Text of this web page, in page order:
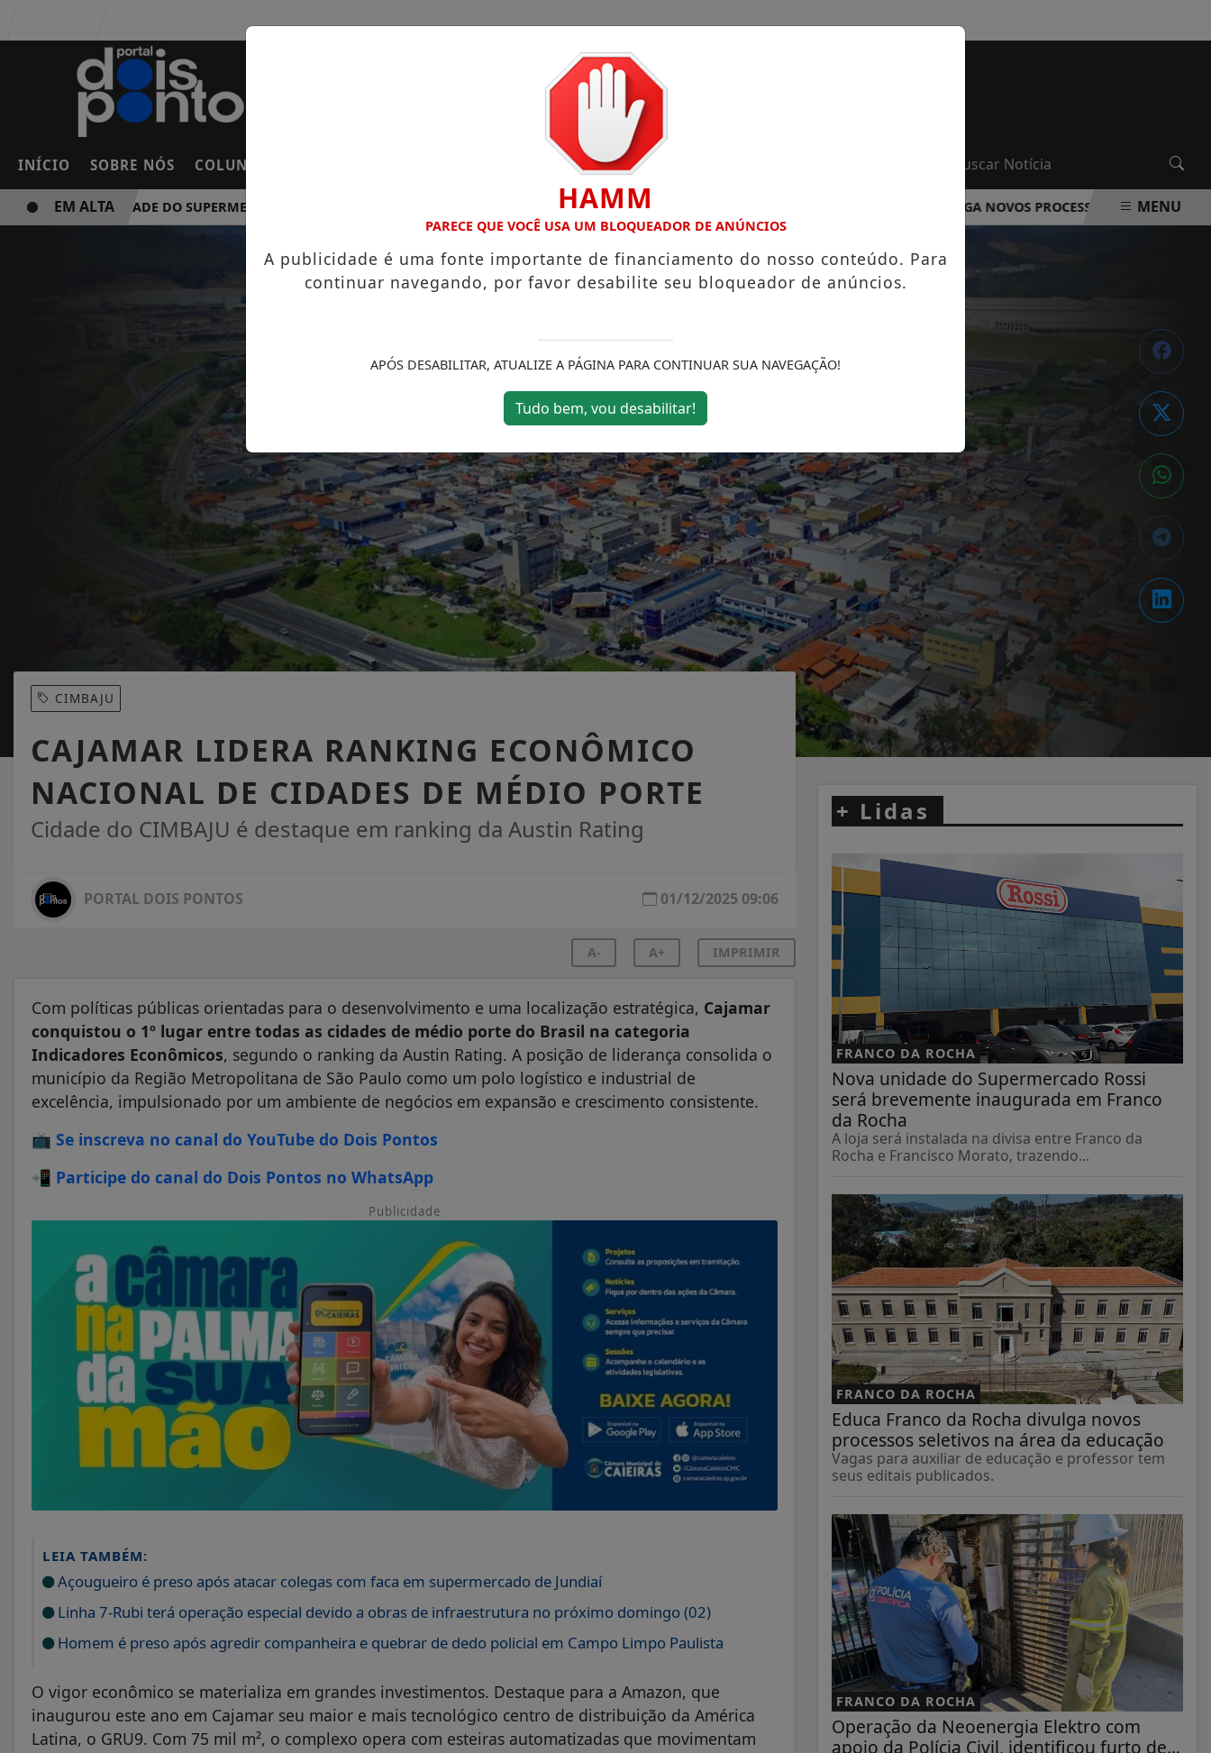
INÍCIO SOBRE NÓS COLUNAS FRANCISCO MORATO
NOVA UNIDADE DO SUPERMERCADO ROSSI SERÁ BREVEMENTE INAUGURADA EM FRANCO DA ROCHA EDUCA FRANCO DA ROCHA DIVULGA NOVOS PROCESSOS SELETIVOS NA ÁREA
EM ALTA MENU
CIMBAJU
CAJAMAR LIDERA RANKING ECONÔMICO
NACIONAL DE CIDADES DE MÉDIO PORTE
Cidade do CIMBAJU é destaque em ranking da Austin Rating
PORTAL DOIS PONTOS 01/12/2025 09:06
A- A+ IMPRIMIR
Com políticas públicas orientadas para o desenvolvimento e uma localização estratégica, Cajamar
conquistou o 1º lugar entre todas as cidades de médio porte do Brasil na categoria
Indicadores Econômicos, segundo o ranking da Austin Rating. A posição de liderança consolida o
município da Região Metropolitana de São Paulo como um polo logístico e industrial de
excelência, impulsionado por um ambiente de negócios em expansão e crescimento consistente.
📺 Se inscreva no canal do YouTube do Dois Pontos
📲 Participe do canal do Dois Pontos no WhatsApp
Publicidade
LEIA TAMBÉM:
Açougueiro é preso após atacar colegas com faca em supermercado de Jundiaí
Linha 7-Rubi terá operação especial devido a obras de infraestrutura no próximo domingo (02)
Homem é preso após agredir companheira e quebrar de dedo policial em Campo Limpo Paulista
O vigor econômico se materializa em grandes investimentos. Destaque para a Amazon, que
inaugurou este ano em Cajamar seu maior e mais tecnológico centro de distribuição da América
Latina, o GRU9. Com 75 mil m², o complexo opera com esteiras automatizadas que movimentam
+ Lidas
FRANCO DA ROCHA
Nova unidade do Supermercado Rossi
será brevemente inaugurada em Franco
da Rocha
A loja será instalada na divisa entre Franco da
Rocha e Francisco Morato, trazendo...
FRANCO DA ROCHA
Educa Franco da Rocha divulga novos
processos seletivos na área da educação
Vagas para auxiliar de educação e professor tem
seus editais publicados.
FRANCO DA ROCHA
Operação da Neoenergia Elektro com
apoio da Polícia Civil, identificou furto de...
HAMM
PARECE QUE VOCÊ USA UM BLOQUEADOR DE ANÚNCIOS
A publicidade é uma fonte importante de financiamento do nosso conteúdo. Para
continuar navegando, por favor desabilite seu bloqueador de anúncios.
APÓS DESABILITAR, ATUALIZE A PÁGINA PARA CONTINUAR SUA NAVEGAÇÃO!
Tudo bem, vou desabilitar!